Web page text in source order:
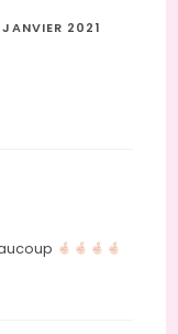
2021